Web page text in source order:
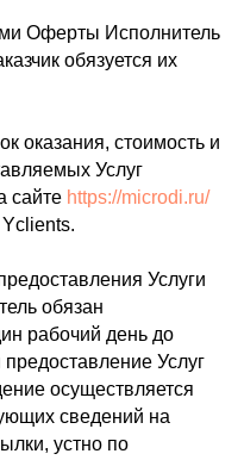
Оферты Исполнитель
обязуется их
оказания, стоимость и
Услуг
сайте https://microdi.ru/
Услуги
обязан
рабочий день до
Услуг
осуществляется
сведений на
устно по